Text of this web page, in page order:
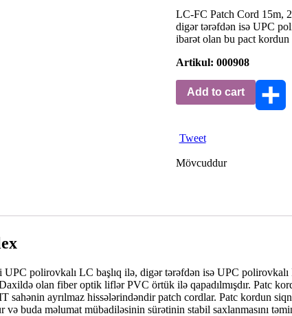
LC-FC Patch Cord 15m,
digər tərəfdən isə UPC
ibarət olan bu pact
Artikul: 000908
Add to cart
Tweet
Mövcuddur
polirovkalı LC başlıq ilə, digər tərəfdən isə UPC polirovkalı
olan fiber optik liflər PVC örtük ilə qapadılmışdır. Patc
sahənin ayrılmaz hissələrindəndir patch cordlar. Patc kordun
buda məlumat mübadiləsinin sürətinin stabil saxlanmasını